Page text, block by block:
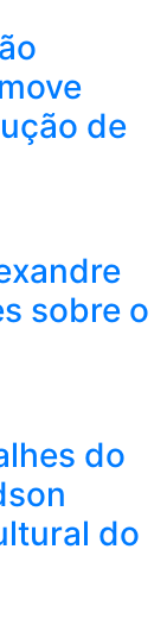
de
sobre o
do
do